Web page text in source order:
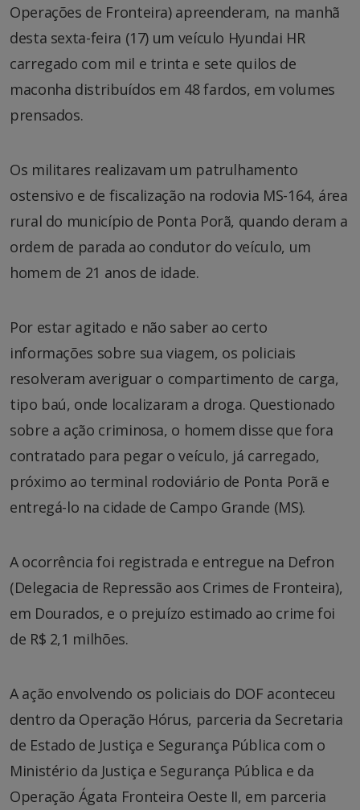
Operações de Fronteira) apreenderam, na manhã
desta sexta-feira (17) um veículo Hyundai HR
carregado com mil e trinta e sete quilos de
maconha distribuídos em 48 fardos, em volumes
prensados.
Os militares realizavam um patrulhamento
ostensivo e de fiscalização na rodovia MS-164, área
rural do município de Ponta Porã, quando deram a
ordem de parada ao condutor do veículo, um
homem de 21 anos de idade.
Por estar agitado e não saber ao certo
informações sobre sua viagem, os policiais
resolveram averiguar o compartimento de carga,
tipo baú, onde localizaram a droga. Questionado
sobre a ação criminosa, o homem disse que fora
contratado para pegar o veículo, já carregado,
próximo ao terminal rodoviário de Ponta Porã e
entregá-lo na cidade de Campo Grande (MS).
A ocorrência foi registrada e entregue na Defron
(Delegacia de Repressão aos Crimes de Fronteira),
em Dourados, e o prejuízo estimado ao crime foi
de R$ 2,1 milhões.
A ação envolvendo os policiais do DOF aconteceu
dentro da Operação Hórus, parceria da Secretaria
de Estado de Justiça e Segurança Pública com o
Ministério da Justiça e Segurança Pública e da
Operação Ágata Fronteira Oeste II, em parceria